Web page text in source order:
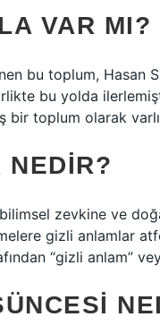
VAR MI?
bu toplum, Hasan
bu yolda
bir toplum olarak
NEDIR?
zevkine ve
gizli anlamlar
“gizli anlam”